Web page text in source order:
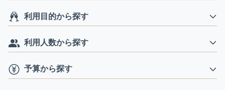
利用目的から探す
利用人数から探す
予算から探す